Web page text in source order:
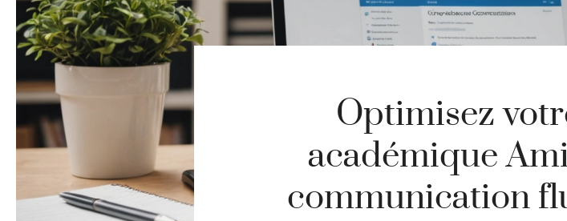
Optimisez
académique
communication